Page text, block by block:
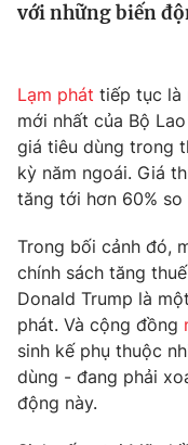
Tin tức
Câu chuyện quốc tế
Tài chính
Thị trường
Góc doanh nghiệp
Dữ liệu và đời
Truyền hình
Phim VTV
Hậu trường
Nhân vật
Khán giả
Giải sao mai
Điện ảnh
Âm nhạc
Sao
Đời sống
Du lịch
Làm đẹp
Giáo dục
Tuyển sinh
Công nghệ
với những biến
Lạm phát tiếp tục là
mới nhất của Bộ
giá tiêu dùng trong
kỳ năm ngoái. Giá
tăng tới hơn 60%
Trong bối cảnh đó,
chính sách tăng
Donald Trump là
phát. Và cộng đồng
sinh kế phụ thuộc
dùng - đang phải
động này.